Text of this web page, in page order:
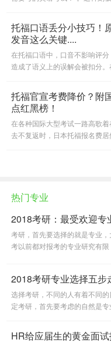
微信公众号就要和大家说说不出
托福的N个理由！
托福口语丢分小技巧！
发音这么关键....
在托福口语中，口音不影响评
造成了语义上的误解会被扣分。
托福官宣考费降价？附
点红黑榜！
在各种国际大型考试一路高歌
去不复返时，日本托福报名费
热门专业
2018考研：最受欢迎专
考研，首先要选择的就是专业
考以前都对报考的专业研究有
2018考研专业选择五步
选择考研，不同的人有着不同
定考研，首先要考虑的自然是
HR给应届生的黄金面